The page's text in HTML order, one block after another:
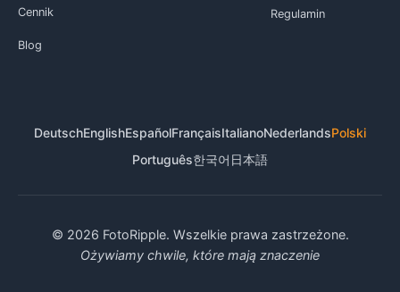
Cennik
Blog
Regulamin
DeutschEnglishEspañolFrançaisItalianoNederlandsPolski
Português한국어 日本語
© 2026 FotoRipple. Wszelkie prawa zastrzeżone.
Ożywiamy chwile, które mają znaczenie